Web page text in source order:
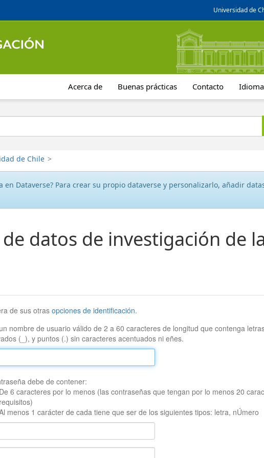
Universidad de
Acerca de Buenas prácticas Contacto Idioma
de Chile >
en Dataverse? Para crear su propio dataverse y personalizarlo, añadir
datos de investigación de
de sus otrasopciones de identificación.
nombre de usuario válido de 2 a 60 caracteres de longitud que contenga
(_), y puntos (.) sin caracteres acentuados ni eñes.
debe de contener:
De 6 caracteres por lo menos (las contraseñas que tengan por lo menos 20
requisitos)
menos 1 carácter de cada tiene que ser de los siguientes tipos: letra, nÚmero